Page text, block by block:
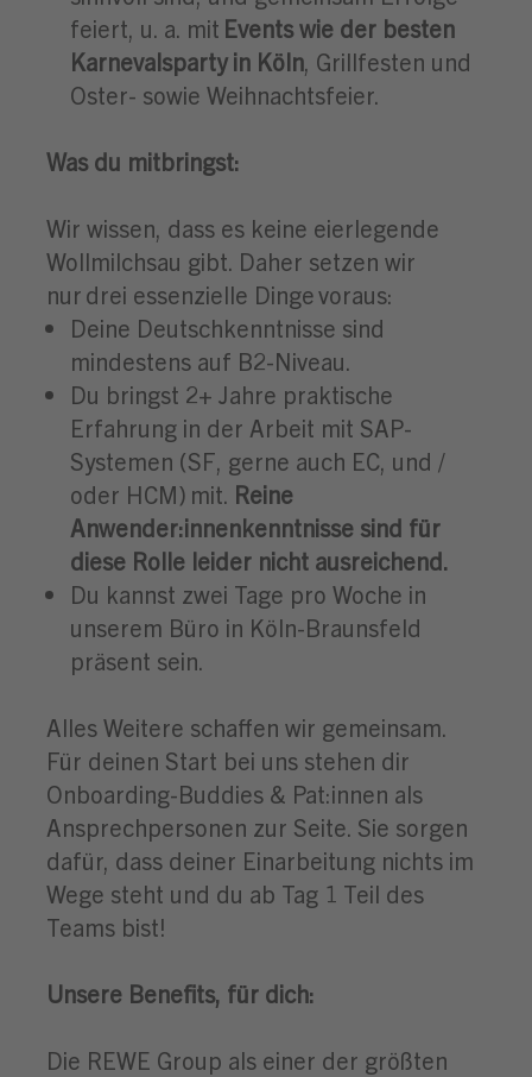
feiert, u. a. mit Events wie der besten
Karnevalsparty in Köln, Grillfesten und
Oster- sowie Weihnachtsfeier.
Was du mitbringst:
Wir wissen, dass es keine eierlegende
Wollmilchsau gibt. Daher setzen wir
nur drei essenzielle Dinge voraus:
Deine Deutschkenntnisse sind
mindestens auf B2-Niveau.
Du bringst 2+ Jahre praktische
Erfahrung in der Arbeit mit SAP-
Systemen (SF, gerne auch EC, und /
oder HCM) mit. Reine
Anwender:innenkenntnisse sind für
diese Rolle leider nicht ausreichend.
Du kannst zwei Tage pro Woche in
unserem Büro in Köln-Braunsfeld
präsent sein.
Alles Weitere schaffen wir gemeinsam.
Für deinen Start bei uns stehen dir
Onboarding-Buddies & Pat:innen als
Ansprechpersonen zur Seite. Sie sorgen
dafür, dass deiner Einarbeitung nichts im
Wege steht und du ab Tag 1 Teil des
Teams bist!
Unsere Benefits, für dich:
Die REWE Group als einer der größten